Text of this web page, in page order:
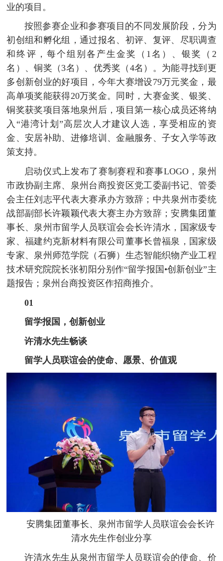
业的项目。
按照参赛企业和参赛项目的不同发展阶段，分为
初创组和孵化组，通过报名、初评、复评、尽职调查
和终评，每个组别各产生金奖（1名）、银奖（2
名）、铜奖（3名）、优秀奖（4名）。为能寻找到更
多创新创业的好项目，今年大赛增设79万元奖金，最
高单项奖能获得20万奖金。同时，大赛金奖、银奖、
铜奖获奖项目落地泉州后，项目第一核心成员还将纳
入“港湾计划”高层次人才建议人选，享受相应的资
金、安居补助、进修培训、金融服务、子女入学等政
策支持。
启动仪式上发布了赛制赛程和赛事LOGO，泉州
市政协副主席、泉州台商投资区党工委副书记、管委
会主任刘志平代表大赛承办方致辞；中共泉州市委统
战部副部长许颖颖代表大赛主办方致辞；安腾集团董
事长、泉州市留学人员联谊会会长许清水，国家级专
家、福建约克新材料有限公司董事长曾福泉，国家级
专家、泉州师范学院（石狮）生态智能织物产业工程
技术研究院院长张初阳分别作“留学报国•创新创业”主
题报告；泉州台商投资区作招商推介。
01
留学报国，创新创业
许清水先生畅谈
留学人员联谊会的使命、愿景、价值观
安腾集团董事长、泉州市留学人员联谊会会长许
清水先生作创业分享
许清水先生从泉州市留学人员联谊会的使命、价